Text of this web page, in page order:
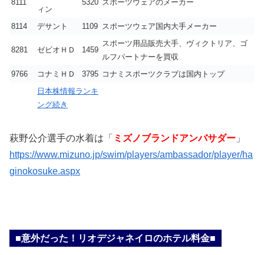
8111
ィン
5320 スポーツウェアのメーカー
8114 デサント 1109 スポーツウェア国内大手メーカー
8281 ゼビオＨＤ 1459
スポーツ用品販売大手、ヴィクトリア、ゴ
ルフパートナーを買収
9766
コナミＨＤ 3795 コナミスポーツクラブは国内トップ
日本株情報ランキ
ング続き
萩野公介選手の水着は「 ミズノブランドアンバサダー 」
https://www.mizuno.jp/swim/players/ambassador/player/ha
ginokosuke.aspx
■意外だった！リオデジャネイロのホテル料金■